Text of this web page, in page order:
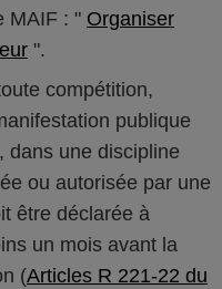
MAIF : " Organiser
".
compétition,
publique
dans une discipline
ou autorisée par une
être déclarée à
un mois avant la
(Articles R 221-22 du